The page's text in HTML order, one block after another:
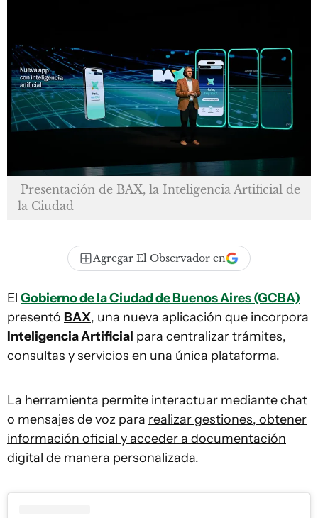
Presentación de BAX, la Inteligencia Artificial de
la Ciudad
Agregar El Observador en
El Gobierno de la Ciudad de Buenos Aires (GCBA)
presentó BAX, una nueva aplicación que incorpora
Inteligencia Artificial para centralizar trámites,
consultas y servicios en una única plataforma.
La herramienta permite interactuar mediante chat
o mensajes de voz para realizar gestiones, obtener
información oficial y acceder a documentación
digital de manera personalizada.